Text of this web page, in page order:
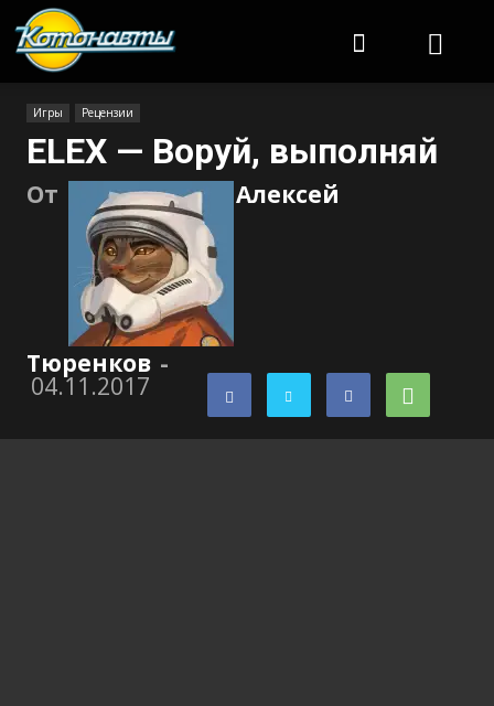
Игры Рецензии
ELEX — Воруй, выполняй
От Алексей
Тюренков -
04.11.2017